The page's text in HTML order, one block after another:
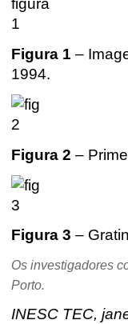
Figura 1 –
1994.
Figura 2 –
Figura 3 –
Os investigadores
Porto.
INESC TEC,